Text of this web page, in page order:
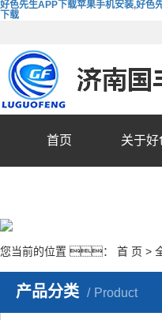
好色先生APP下载苹果手机安装,好色
下载
首页 关于
您当前的位置 ： 首 页 >
产品分类 Product